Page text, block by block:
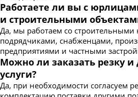
Работаете ли вы с
и строительными
Да, мы работаем со
подрядчиками, снабженцами,
предприятиями и частными
Можно ли заказать резку
услуги?
Да, при необходимости согласуем